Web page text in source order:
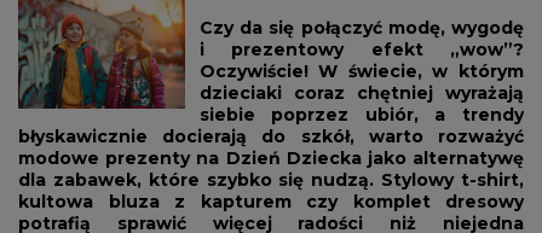
Czy da się połączyć modę, wygodę
i prezentowy efekt „wow”?
Oczywiście! W świecie, w którym
dzieciaki coraz chętniej wyrażają
siebie poprzez ubiór, a trendy
błyskawicznie docierają do szkół, warto rozważyć
modowe prezenty na Dzień Dziecka jako alternatywę
dla zabawek, które szybko się nudzą. Stylowy t-shirt,
kultowa bluza z kapturem czy komplet dresowy
potrafią sprawić więcej radości niż niejedna